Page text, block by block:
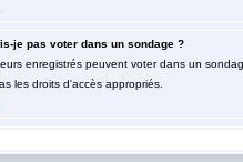
je pas voter dans un sondage ?
enregistrés peuvent voter dans un
les droits d'accès appropriés.